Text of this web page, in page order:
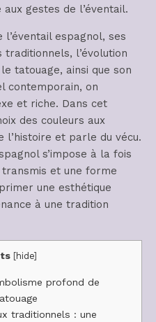
gestes de l’éventail.
espagnol, ses
l’évolution
tatouage, ainsi que son
contemporain, on
et riche. Dans cet
des couleurs aux
l’histoire et parle du vécu.
s’impose à la fois
et une forme
une esthétique
à une tradition
[hide]
profond de
traditionnels : une